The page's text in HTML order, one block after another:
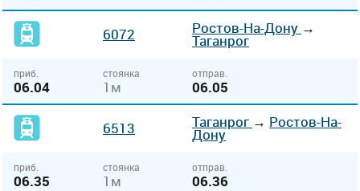
6072 Ростов-На-Дону →
Таганрог
приб.
06.04
стоянка
1м
отправ.
06.05
6513 Таганрог → Ростов-На-
Дону
приб.
06.35
стоянка
1м
отправ.
06.36